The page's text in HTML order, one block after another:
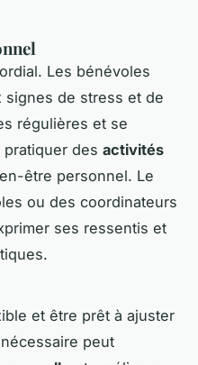
Les bénévoles
signes de stress et de
régulières et se
des activités
être personnel. Le
ou des coordinateurs
ses ressentis et
et être prêt à ajuster
peut